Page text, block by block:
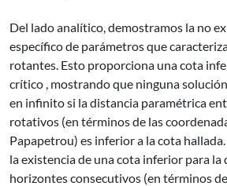
Del lado analítico, demostramos la no
específico de parámetros que
rotantes. Esto proporciona una cota
crítico , mostrando que ninguna
en infinito si la distancia paramétrica
rotativos (en términos de las
Papapetrou) es inferior a la cota
la existencia de una cota inferior para la
horizontes consecutivos (en términos